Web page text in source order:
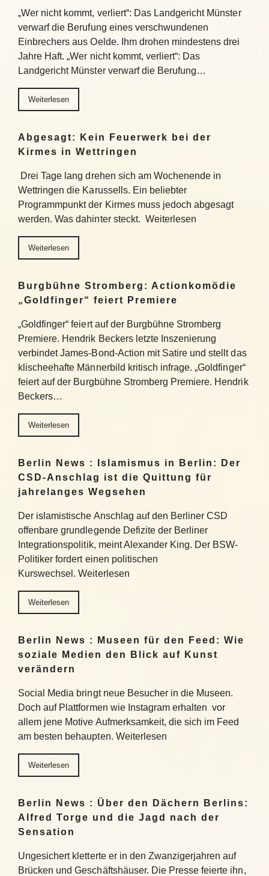
„Wer nicht kommt, verliert“: Das Landgericht Münster
verwarf die Berufung eines verschwundenen
Einbrechers aus Oelde. Ihm drohen mindestens drei
Jahre Haft. „Wer nicht kommt, verliert“: Das
Landgericht Münster verwarf die Berufung…
Weiterlesen
Abgesagt: Kein Feuerwerk bei der
Kirmes in Wettringen
Drei Tage lang drehen sich am Wochenende in
Wettringen die Karussells. Ein beliebter
Programmpunkt der Kirmes muss jedoch abgesagt
werden. Was dahinter steckt. Weiterlesen
Weiterlesen
Burgbühne Stromberg: Actionkomödie
„Goldfinger“ feiert Premiere
„Goldfinger“ feiert auf der Burgbühne Stromberg
Premiere. Hendrik Beckers letzte Inszenierung
verbindet James-Bond-Action mit Satire und stellt das
klischeehafte Männerbild kritisch infrage. „Goldfinger“
feiert auf der Burgbühne Stromberg Premiere. Hendrik
Beckers…
Weiterlesen
Berlin News : Islamismus in Berlin: Der
CSD-Anschlag ist die Quittung für
jahrelanges Wegsehen
Der islamistische Anschlag auf den Berliner CSD
offenbare grundlegende Defizite der Berliner
Integrationspolitik, meint Alexander King. Der BSW-
Politiker fordert einen politischen
Kurswechsel. Weiterlesen
Weiterlesen
Berlin News : Museen für den Feed: Wie
soziale Medien den Blick auf Kunst
verändern
Social Media bringt neue Besucher in die Museen.
Doch auf Plattformen wie Instagram erhalten vor
allem jene Motive Aufmerksamkeit, die sich im Feed
am besten behaupten. Weiterlesen
Weiterlesen
Berlin News : Über den Dächern Berlins:
Alfred Torge und die Jagd nach der
Sensation
Ungesichert kletterte er in den Zwanzigerjahren auf
Brücken und Geschäftshäuser. Die Presse feierte ihn,